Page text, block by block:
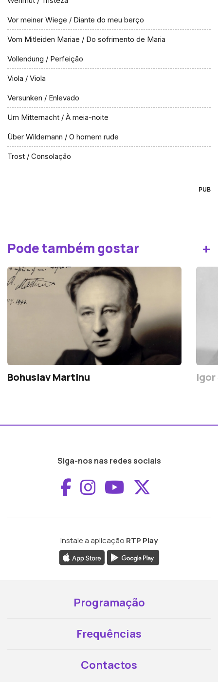
Vor meiner Wiege / Diante do meu berço
Vom Mitleiden Mariae / Do sofrimento de Maria
Vollendung / Perfeição
Viola / Viola
Versunken / Enlevado
Um Mitternacht / À meia-noite
Über Wildemann / O homem rude
Trost / Consolação
PUB
Pode também gostar +
Bohuslav Martinu
Siga-nos nas redes sociais
Aceder ao
Aceder ao
Aceder ao
Instale a aplicação RTP Play
Programação
Frequências
Contactos